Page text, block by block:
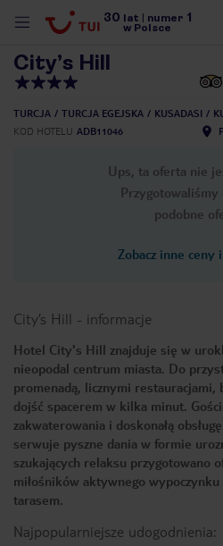
30 lat numer 1
w Polsce
City’s Hill
TURCJA TURCJA EGEJSKA KUSADASI
KOD HOTELU ADB11046
Ups, ta oferta nie
Przygotowaliśmy
podobne
Zobacz inne ceny
City’s Hill - informacje
Hotel City's Hill znajduje się w
nieopodal centrum miasta. Do
promenadą, licznymi restauracjami,
dojść spacerem w kilka minut.
zakwaterowania i doskonałą
serwuje pyszne dania w formie
szukających relaksu przygotowano
miłośników aktywnego
tarasem.
Najpopularniejsze udogodnienia: